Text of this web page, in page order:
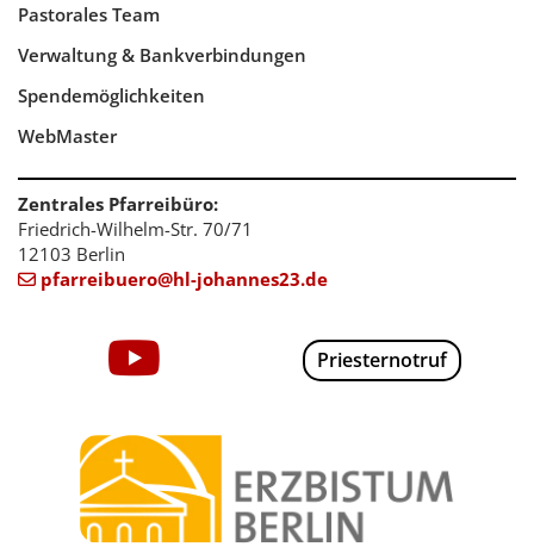
Pastorales Team
Verwaltung & Bankverbindungen
Spendemöglichkeiten
WebMaster
Zentrales Pfarreibüro:
Friedrich-Wilhelm-Str. 70/71
12103 Berlin
 pfarreibuero@hl-johannes23.de
Priesternotruf